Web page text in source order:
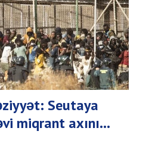
Seutaya
miqrant axını...